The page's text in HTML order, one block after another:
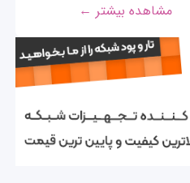
مشاهده بیشتر ←